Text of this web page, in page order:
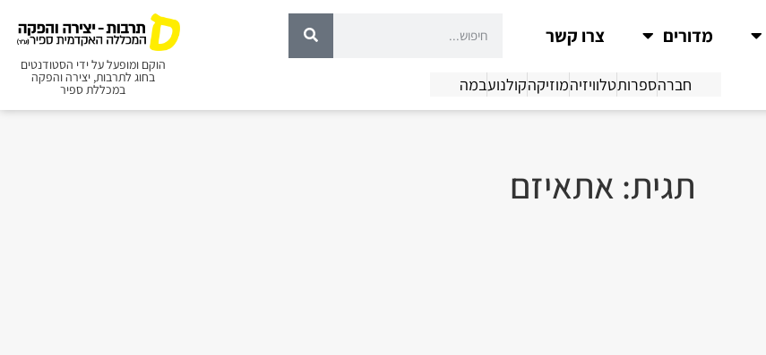
מדורים צרו קשר
חברהספרותטלוויזיהמוזיקהקולנועבמה
הוקם ומופעל על ידי הסטודנטים
בחוג לתרבות, יצירה והפקה
במכללת ספיר
תגית: אתאיזם